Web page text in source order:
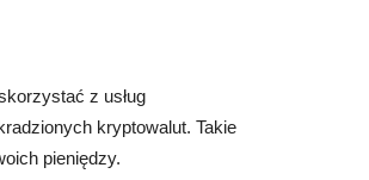
z usług
kryptowalut. Takie
pieniędzy.